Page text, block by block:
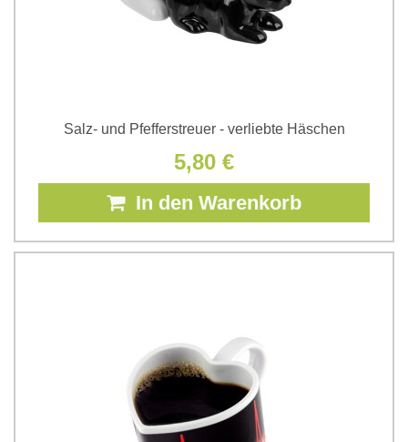
Salz- und Pfefferstreuer - verliebte Häschen
5,80 €
In den Warenkorb